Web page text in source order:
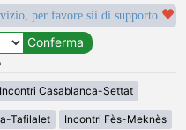
per favore sii di supporto
Incontri Casablanca-Settat
Tafilalet Incontri Fès-Meknès